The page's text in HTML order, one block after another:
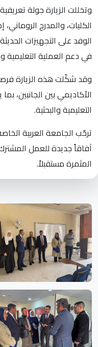
وتخللت الزيارة جولة
الكليات، والمدرج
الوفد على التجهيزات
في دعم العملية التعليمية
وقد شكّلت هذه الزيارة فرصة
الأكاديمي بين الجانبين،
التعليمية والبحثية.
ترحّب الجامعة العربية
آفاقاً جديدة للعمل
المثمرة مستقبلاً.